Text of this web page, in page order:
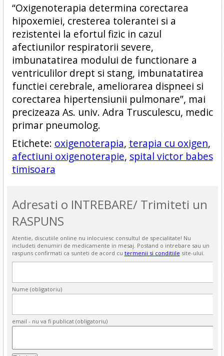
“Oxigenoterapia determina corectarea
hipoxemiei, cresterea tolerantei si a
rezistentei la efortul fizic in cazul
afectiunilor respiratorii severe,
imbunatatirea modului de functionare a
ventriculilor drept si stang, imbunatatirea
functiei cerebrale, ameliorarea dispneei si
corectarea hipertensiunii pulmonare”, mai
precizeaza As. univ. Adra Trusculescu, medic
primar pneumolog.
Etichete: oxigenoterapia, terapia cu oxigen,
afectiuni oxigenoterapie, spital victor babes
timisoara
Adresati o INTREBARE/ Trimiteti un
RASPUNS
Atentie, discutiile online nu inlocuiesc consultul de specialitate! Nu
includeti denumiri de medicamente in mesaj. Postand o intrebare sau un
raspuns confirmati ca sunteti de acord cu termenii si conditiile site-ului.
Nume (obligatoriu)
email - nu va fi publicat (obligatoriu)